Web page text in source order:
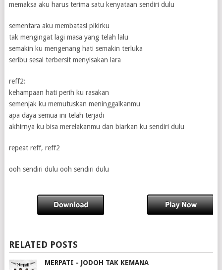
memaksa aku harus terima satu kenyataan sendiri dulu
sementara aku membatasi pikirku
tak mengingat lagi masa yang telah lalu
semakin ku mengenang hati semakin terluka
seribu sesal terbersit menyisakan lara
reff2:
kehampaan hati perih ku rasakan
semenjak ku memutuskan meninggalkanmu
apa daya semua ini telah terjadi
akhirnya ku bisa merelakanmu dan biarkan ku sendiri dulu
repeat reff, reff2
ooh sendiri dulu ooh sendiri dulu
RELATED POSTS
MERPATI - JODOH TAK KEMANA